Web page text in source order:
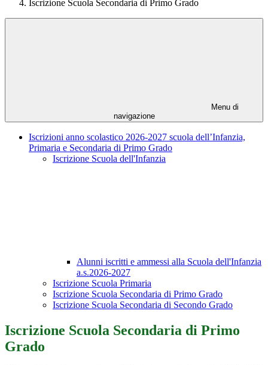
Iscrizione Scuola Secondaria di Primo Grado
Menu di
navigazione
Iscrizioni anno scolastico 2026-2027 scuola dell’Infanzia,
Primaria e Secondaria di Primo Grado
Iscrizione Scuola dell'Infanzia
Alunni iscritti e ammessi alla Scuola dell'Infanzia
a.s.2026-2027
Iscrizione Scuola Primaria
Iscrizione Scuola Secondaria di Primo Grado
Iscrizione Scuola Secondaria di Secondo Grado
Iscrizione Scuola Secondaria di Primo
Grado